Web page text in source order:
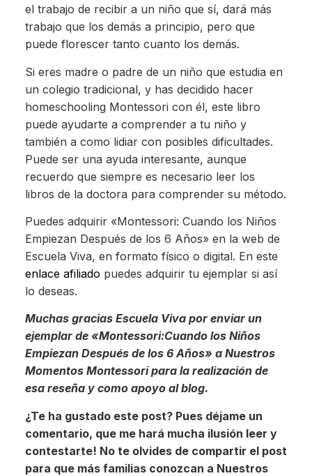
el trabajo de recibir a un niño que sí, dará más
trabajo que los demás a principio, pero que
puede florescer tanto cuanto los demás.
Si eres madre o padre de un niño que estudia en
un colegio tradicional, y has decidido hacer
homeschooling Montessori con él, este libro
puede ayudarte a comprender a tu niño y
también a como lidiar con posibles dificultades.
Puede ser una ayuda interesante, aunque
recuerdo que siempre es necesario leer los
libros de la doctora para comprender su método.
Puedes adquirir «Montessori: Cuando los Niños
Empiezan Después de los 6 Años» en la web de
Escuela Viva, en formato físico o digital. En este
enlace afiliado puedes adquirir tu ejemplar si así
lo deseas.
Muchas gracias Escuela Viva por enviar un
ejemplar de «Montessori:Cuando los Niños
Empiezan Después de los 6 Años» a Nuestros
Momentos Montessori para la realización de
esa reseña y como apoyo al blog.
¿Te ha gustado este post? Pues déjame un
comentario, que me hará mucha ilusión leer y
contestarte! No te olvides de compartir el post
para que más familias conozcan a Nuestros